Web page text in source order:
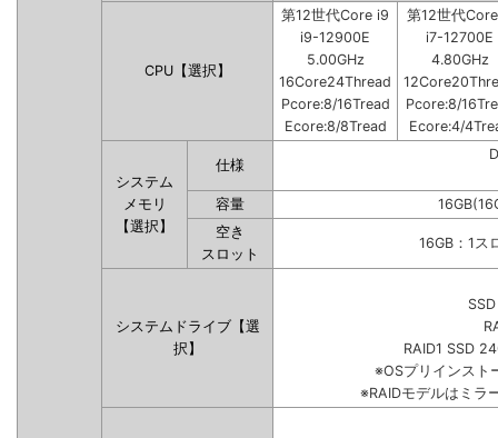
CPU【選択】
第12世代Core i9
i9-12900E
5.00GHz
16Core24Thread
Pcore:8/16Tread
Ecore:8/8Tread
第12世代
i7-12700E
4.80GHz
Pcore:8/
Ecore:4/
システム
メモリ
【選択】
仕様
容量
空き
スロット
16GB：1ス
システムドライブ【選
択】
RAID1 SSD
※OSプリインスト
※RAIDモデルはミラ